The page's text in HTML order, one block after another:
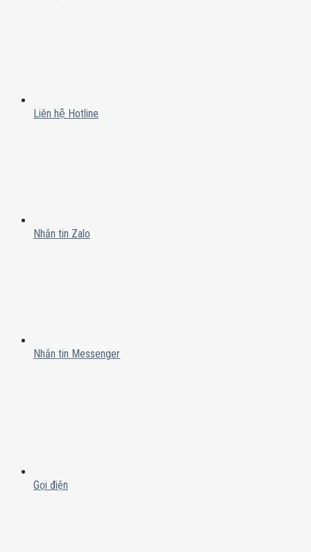
Liên hệ Hotline
Nhắn tin Zalo
Nhắn tin Messenger
Gọi điện